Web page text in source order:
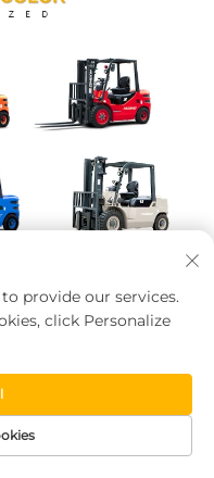
provide our services.
click Personalize